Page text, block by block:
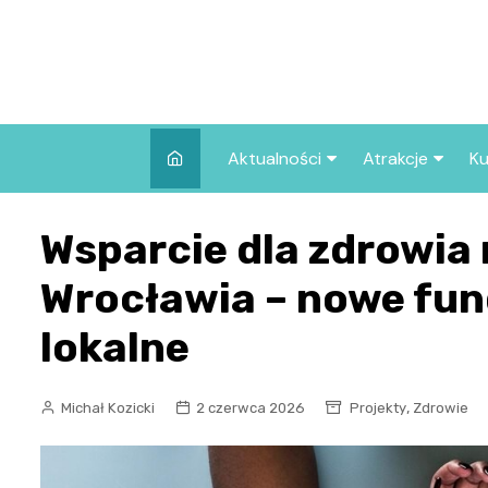
Aktualności
Wszystkie wpisy
Atrakcje
we Wrocławiu
Co warto
Wrocławiu?
Wsparcie dla
Wrocławia – nowe
lokalne
Michał Kozicki 2 czerwca 2026 Projekty, Zdrowie